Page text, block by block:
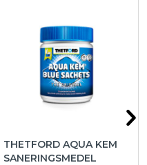
THETFORD AQUA KEM
SANERINGSMEDEL